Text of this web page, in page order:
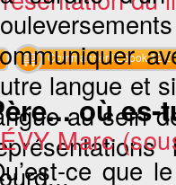
Commander l'Ebook 12 €
langue et
au sein
où es-
Marc
ce que